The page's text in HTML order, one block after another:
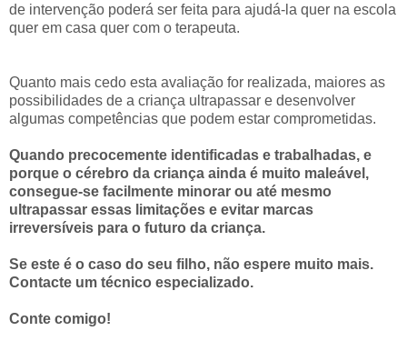
de intervenção poderá ser feita para ajudá-la quer na escola
quer em casa quer com o terapeuta.
Quanto mais cedo esta avaliação for realizada, maiores as
possibilidades de a criança ultrapassar e desenvolver
algumas competências que podem estar comprometidas.
Quando precocemente identificadas e trabalhadas, e
porque o cérebro da criança ainda é muito maleável,
consegue-se facilmente minorar ou até mesmo
ultrapassar essas limitações e evitar marcas
irreversíveis para o futuro da criança.
Se este é o caso do seu filho, não espere muito mais.
Contacte um técnico especializado.
Conte comigo!